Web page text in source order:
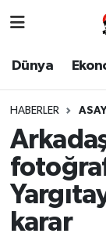
Dünya
HABERLER
karar
Dünya
Gündem
İzmir
Sağlık
İzmir
İzmir
İzmir
Süper Lig